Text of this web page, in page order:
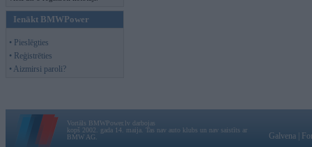
Ienākt BMWPower
• Pieslēgties
• Reģistrēties
• Aizmirsi paroli?
Vortāls BMWPower.lv darbojas
kopš 2002. gada 14. maija. Tas nav auto klubs un nav saistīts ar
BMW AG.
Galvena